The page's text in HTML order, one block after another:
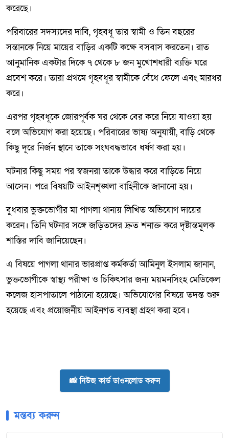
করেছে।
পরিবারের সদস্যদের দাবি, গৃহবধূ তার স্বামী ও তিন বছরের
সন্তানকে নিয়ে মায়ের বাড়ির একটি কক্ষে বসবাস করতেন। রাত
আনুমানিক একটার দিকে ৭ থেকে ৮ জন মুখোশধারী ব্যক্তি ঘরে
প্রবেশ করে। তারা প্রথমে গৃহবধূর স্বামীকে বেঁধে ফেলে এবং মারধর
করে।
এরপর গৃহবধূকে জোরপূর্বক ঘর থেকে বের করে নিয়ে যাওয়া হয়
বলে অভিযোগ করা হয়েছে। পরিবারের ভাষ্য অনুযায়ী, বাড়ি থেকে
কিছু দূরে নির্জন স্থানে তাকে সংঘবদ্ধভাবে ধর্ষণ করা হয়।
ঘটনার কিছু সময় পর স্বজনরা তাকে উদ্ধার করে বাড়িতে নিয়ে
আসেন। পরে বিষয়টি আইনশৃঙ্খলা বাহিনীকে জানানো হয়।
বুধবার ভুক্তভোগীর মা পাগলা থানায় লিখিত অভিযোগ দায়ের
করেন। তিনি ঘটনার সঙ্গে জড়িতদের দ্রুত শনাক্ত করে দৃষ্টান্তমূলক
শাস্তির দাবি জানিয়েছেন।
এ বিষয়ে পাগলা থানার ভারপ্রাপ্ত কর্মকর্তা আমিনুল ইসলাম জানান,
ভুক্তভোগীকে স্বাস্থ্য পরীক্ষা ও চিকিৎসার জন্য ময়মনসিংহ মেডিকেল
কলেজ হাসপাতালে পাঠানো হয়েছে। অভিযোগের বিষয়ে তদন্ত শুরু
হয়েছে এবং প্রয়োজনীয় আইনগত ব্যবস্থা গ্রহণ করা হবে।
📸 নিউজ কার্ড ডাওনলোড করুন
মন্তব্য করুন